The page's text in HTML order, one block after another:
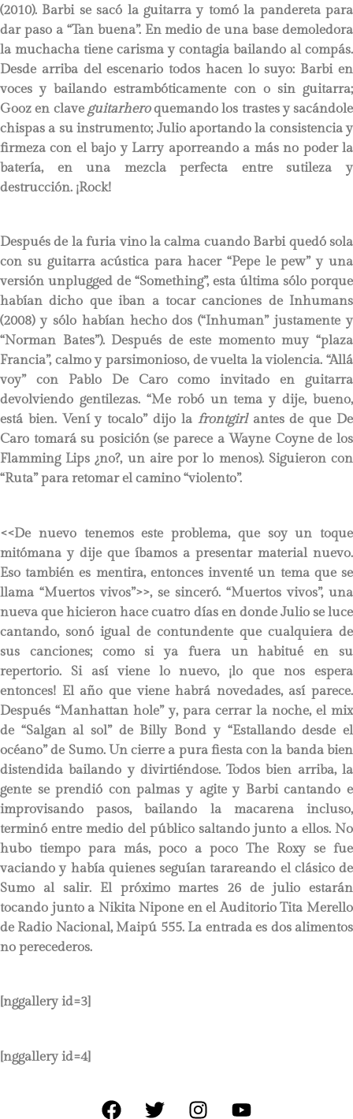
(2010). Barbi se sacó la guitarra y tomó la pandereta para
dar paso a “Tan buena”. En medio de una base demoledora
la muchacha tiene carisma y contagia bailando al compás.
Desde arriba del escenario todos hacen lo suyo: Barbi en
voces y bailando estrambóticamente con o sin guitarra;
Gooz en clave guitarheroquemando los trastes y sacándole
chispas a su instrumento; Julio aportando la consistencia y
firmeza con el bajo y Larry aporreando a más no poder la
batería, en una mezcla perfecta entre sutileza y
destrucción. ¡Rock!
Después de la furia vino la calma cuando Barbi quedó sola
con su guitarra acústica para hacer “Pepe le pew” y una
versión unplugged de “Something”, esta última sólo porque
habían dicho que iban a tocar canciones de Inhumans
(2008) y sólo habían hecho dos (“Inhuman” justamente y
“Norman Bates”). Después de este momento muy “plaza
Francia”, calmo y parsimonioso, de vuelta la violencia. “Allá
voy” con Pablo De Caro como invitado en guitarra
devolviendo gentilezas. “Me robó un tema y dije, bueno,
está bien. Vení y tocalo” dijo lafrontgirlantes de que De
Caro tomará su posición (se parece a Wayne Coyne de los
Flamming Lips ¿no?, un aire por lo menos). Siguieron con
“Ruta” para retomar el camino “violento”.
<<De nuevo tenemos este problema, que soy un toque
mitómana y dije que íbamos a presentar material nuevo.
Eso también es mentira, entonces inventé un tema que se
llama “Muertos vivos”>>, se sinceró. “Muertos vivos”, una
nueva que hicieron hace cuatro días en donde Julio se luce
cantando, sonó igual de contundente que cualquiera de
sus canciones; como si ya fuera un habitué en su
repertorio. Si así viene lo nuevo, ¡lo que nos espera
entonces! El año que viene habrá novedades, así parece.
Después “Manhattan hole” y, para cerrar la noche, el mix
de “Salgan al sol” de Billy Bond y “Estallando desde el
océano” de Sumo. Un cierre a pura fiesta con la banda bien
distendida bailando y divirtiéndose. Todos bien arriba, la
gente se prendió con palmas y agite y Barbi cantando e
improvisando pasos, bailando la macarena incluso,
terminó entre medio del público saltando junto a ellos. No
hubo tiempo para más, poco a poco The Roxy se fue
vaciando y había quienes seguían tarareando el clásico de
Sumo al salir. El próximo martes 26 de julio estarán
tocando junto a Nikita Nipone en el Auditorio Tita Merello
de Radio Nacional, Maipú 555. La entrada es dos alimentos
no perecederos.
[nggallery id=3]
[nggallery id=4]